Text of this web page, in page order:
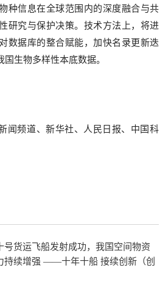
种信息在全球范围内的深度融合与共
研究与保护决策。技术方法上，将进
数据库的整合赋能，加快名录更新迭
生物多样性本底数据。
闻频道、新华社、人民日报、中国科
号货运飞船发射成功，我国空间物资
持续增强 ——十年十船 接续创新（创